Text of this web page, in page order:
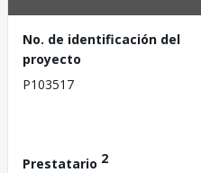
No. de identificación del
proyecto
P103517
Prestatario 2